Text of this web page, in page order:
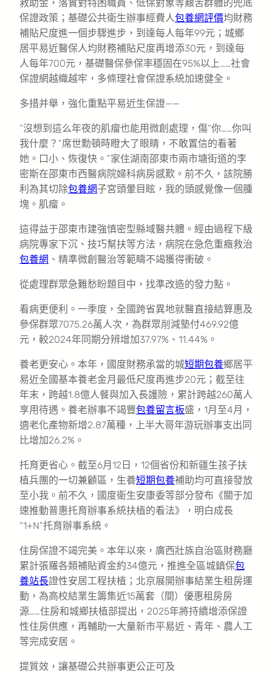
救助金，落實對特困職員、低保對象等艱苦群體的兜底
保證政策；基礎公共衛生辦事經費人包養網評價均財務
補貼尺度進一個步驟進步，到達每人每年99元；城鄉
居平易近醫保人均財務補貼尺度再增添30元，到達每
人每年700元，基礎醫保參保率穩固在95%以上……社會
保證網越織越牢，多條理社會保證系統加速健全。
多措并舉，強化重點平易近生保證——
“沒想到這么年夜的肌瘤也能用微創處理，傷“你……你叫
我什麼？”席世勳頓時瞪大了眼睛，不敢置信的看著
她。口小、恢復快。”家住湖南邵東市兩市塘街道的李
密斯在邵東市西醫病院婦科病房感歎。前不久，該院勝
利為其切除包養網子宮頭暈目眩，我的頭感覺像一個腫
塊。肌瘤。
這得益于邵東市建強慎密型縣域醫共體。經由過程下級
病院專家下沉、技巧幫扶等方法，病院在急危重癥救治
包養網 、精準微創醫治等範疇不竭獲得衝破。
從處理群眾急難愁盼題目中，找準改造的發力點。
看病更便利。一季度，全國跨省異地就醫直接結算惠及
參保群眾7075.26萬人次，為群眾削減墊付469.92億
元，較2024年同期分辨增加37.97%、11.44%。
養老更安心。本年，國度財務承當的城短期包養鄉居平
易近全國基本養老金月最低尺度再進步20元；截至往
年末，跨越1.8億人餐與加入長護險，累計跨越260萬人
享用待遇。養老辦事不竭豐包養留言板盛，1月至4月，
適老化產物新增2.87萬種，上半大哥年游玩辦事支出同
比增加26.2%。
托育更省心。截至6月12日，12個省份和新疆生孩子扶
植兵團的一切兼顧區，生養短期包養補助均可直接發放
至小我。前不久，國度衛生安康委等部分發布《關于加
速推動普惠托育辦事系統扶植的看法》，明白成長
“1+N”托育辦事系統。
住房保證不竭完美。本年以來，廣西壯族自治區財務廳
累計張羅各類補貼資金約34億元，推進全區城鎮保包
養站長證性安居工程扶植；北京展開辦事結業生租房運
動，為高校結業生籌集近15萬套（間）優惠租房房
源……住房和城鄉扶植部提出，2025年將持續增添保證
性住房供應，再輔助一大量新市平易近、青年、農人工
等完成安居。
提質效，讓基礎公共辦事更公正可及